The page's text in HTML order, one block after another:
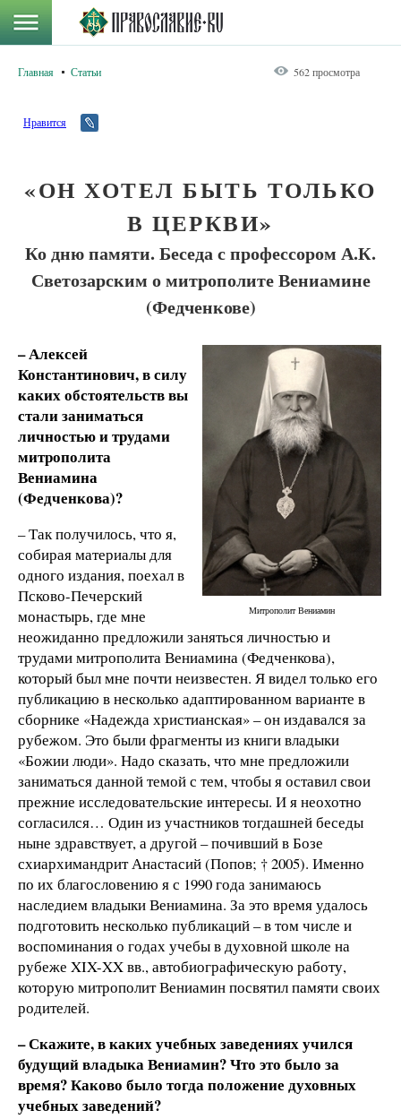
Главная Статьи 562 просмотра
Нравится
«ОН ХОТЕЛ БЫТЬ ТОЛЬКО
В ЦЕРКВИ»
Ко дню памяти. Беседа с профессором А.К.
Светозарским о митрополите Вениамине
(Федченкове)
Митрополит Вениамин
– Алексей
Константинович, в силу
каких обстоятельств вы
стали заниматься
личностью и трудами
митрополита
Вениамина
(Федченкова)?
– Так получилось, что я,
собирая материалы для
одного издания, поехал в
Псково-Печерский
монастырь, где мне
неожиданно предложили заняться личностью и
трудами митрополита Вениамина (Федченкова),
который был мне почти неизвестен. Я видел только его
публикацию в несколько адаптированном варианте в
сборнике «Надежда христианская» – он издавался за
рубежом. Это были фрагменты из книги владыки
«Божии люди». Надо сказать, что мне предложили
заниматься данной темой с тем, чтобы я оставил свои
прежние исследовательские интересы. И я неохотно
согласился… Один из участников тогдашней беседы
ныне здравствует, а другой – почивший в Бозе
схиархимандрит Анастасий (Попов; † 2005). Именно
по их благословению я с 1990 года занимаюсь
наследием владыки Вениамина. За это время удалось
подготовить несколько публикаций – в том числе и
воспоминания о годах учебы в духовной школе на
рубеже XIX-XX вв., автобиографическую работу,
которую митрополит Вениамин посвятил памяти своих
родителей.
– Скажите, в каких учебных заведениях учился
будущий владыка Вениамин? Что это было за
время? Каково было тогда положение духовных
учебных заведений?